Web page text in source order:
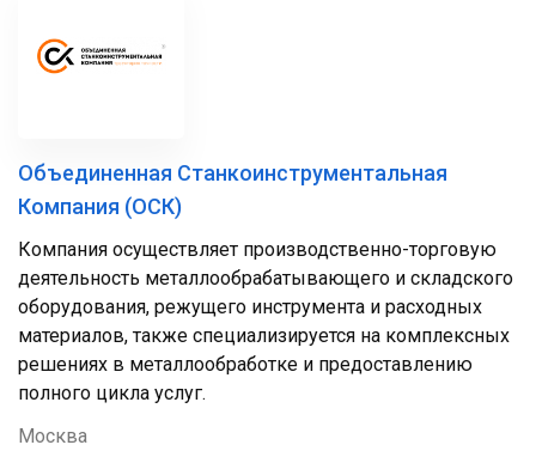
Объединенная Станкоинструментальная
Компания (ОСК)
Компания осуществляет производственно-торговую
деятельность металлообрабатывающего и складского
оборудования, режущего инструмента и расходных
материалов, также специализируется на комплексных
решениях в металлообработке и предоставлению
полного цикла услуг.
Москва